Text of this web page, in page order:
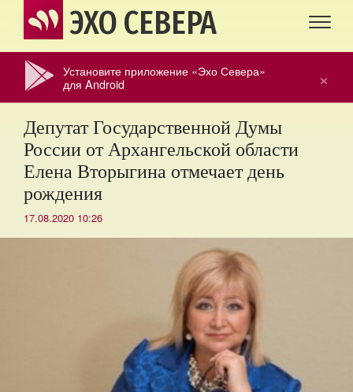
ЭХО СЕВЕРА
×
Установите приложение «Эхо Севера»
для Android
Депутат Государственной Думы
России от Архангельской области
Елена Вторыгина отмечает день
рождения
17.08.2020 10:26